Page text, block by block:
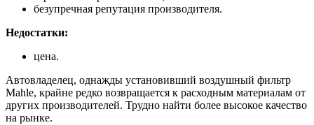
безупречная репутация производителя.
Недостатки:
цена.
Автовладелец, однажды установивший воздушный фильтр
Mahle, крайне редко возвращается к расходным материалам от
других производителей. Трудно найти более высокое качество
на рынке.